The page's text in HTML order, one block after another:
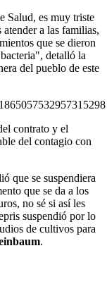
Salud, es muy triste
a las familias,
que se dieron
detalló la
del pueblo de este
contrato y el
del contagio con
que se suspendiera
que se da a los
no sé si así les
suspendió por lo
de cultivos para
.